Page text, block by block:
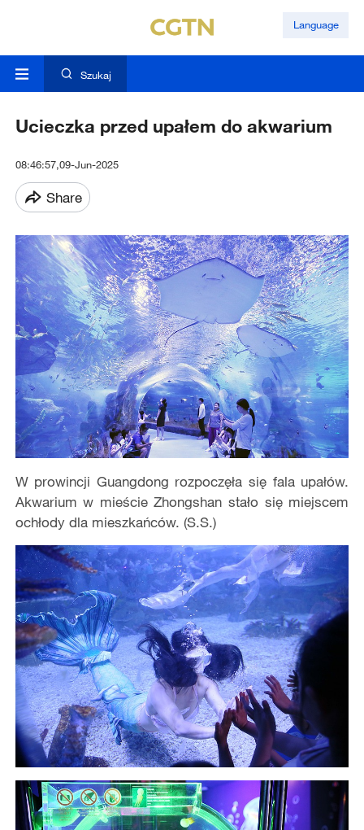
Language
Szukaj
Ucieczka przed upałem do akwarium
08:46:57,09-Jun-2025
Share
W prowincji Guangdong rozpoczęła się fala upałów.
Akwarium w mieście Zhongshan stało się miejscem
ochłody dla mieszkańców. (S.S.)